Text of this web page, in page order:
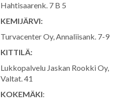
Hahtisaarenk. 7 B 5
KEMIJÄRVI:
Turvacenter Oy, Annaliisank. 7-9
KITTILÄ:
Lukkopalvelu Jaskan Rookki Oy,
Valtat. 41
KOKEMÄKI: